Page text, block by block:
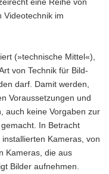
Videotechnik im
(»technische Mittel«),
von Technik für Bild-
darf. Damit werden,
Voraussetzungen und
auch keine Vorgaben zur
In Betracht
Kameras, von
Kameras, die aus
Bilder aufnehmen.